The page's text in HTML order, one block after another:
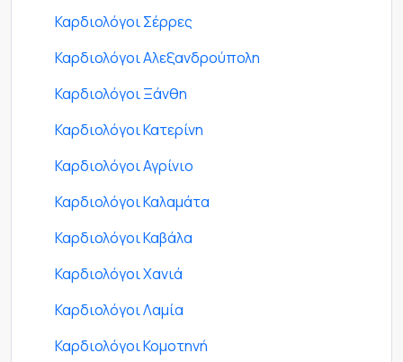
Καρδιολόγοι Σέρρες
Καρδιολόγοι Αλεξανδρούπολη
Καρδιολόγοι Ξάνθη
Καρδιολόγοι Κατερίνη
Καρδιολόγοι Αγρίνιο
Καρδιολόγοι Καλαμάτα
Καρδιολόγοι Καβάλα
Καρδιολόγοι Χανιά
Καρδιολόγοι Λαμία
Καρδιολόγοι Κομοτηνή